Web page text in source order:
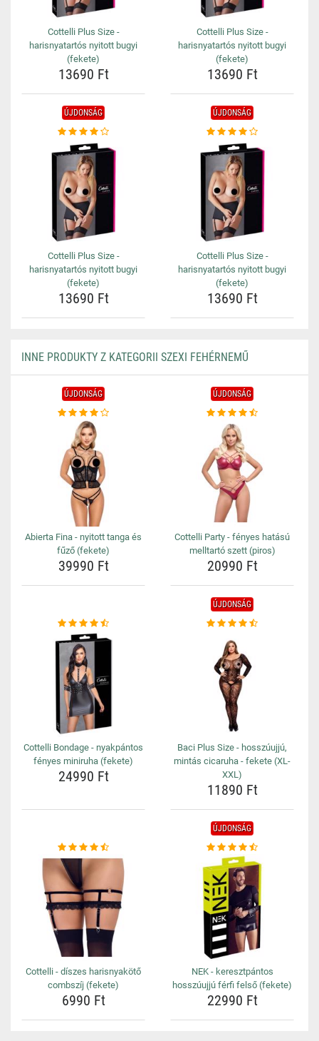
Cottelli Plus Size -
harisnyatartós nyitott bugyi
(fekete)
13690 Ft
Cottelli Plus Size -
harisnyatartós nyitott bugyi
(fekete)
13690 Ft
ÚJDONSÁG
Cottelli Plus Size -
harisnyatartós nyitott bugyi
(fekete)
13690 Ft
ÚJDONSÁG
Cottelli Plus Size -
harisnyatartós nyitott bugyi
(fekete)
13690 Ft
INNE PRODUKTY Z KATEGORII SZEXI FEHÉRNEMŰ
ÚJDONSÁG
Abierta Fina - nyitott tanga és
fűző (fekete)
39990 Ft
ÚJDONSÁG
Cottelli Party - fényes hatású
melltartó szett (piros)
20990 Ft
Cottelli Bondage - nyakpántos
fényes miniruha (fekete)
24990 Ft
ÚJDONSÁG
Baci Plus Size - hosszúujjú,
mintás cicaruha - fekete (XL-
XXL)
11890 Ft
Cottelli - díszes harisnyakötő
combszíj (fekete)
6990 Ft
ÚJDONSÁG
NEK - keresztpántos
hosszúujjú férfi felső (fekete)
22990 Ft